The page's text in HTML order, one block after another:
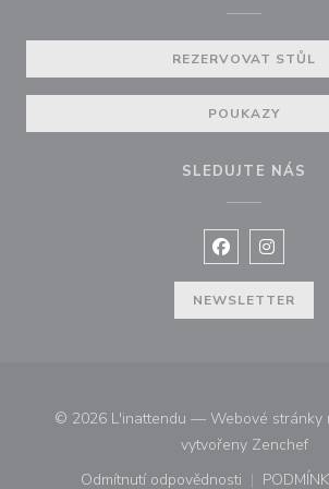
REZERVOVAT STŮL
POUKAZY
SLEDUJTE NÁS
Facebook
NEWSLETTER
© 2026 L'inattendu — Webové stránky
vytvořeny Zenchef
Odmítnutí odpovědnosti